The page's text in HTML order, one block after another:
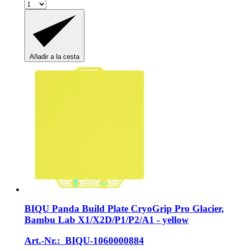
Añadir a la cesta
BIQU Panda Build Plate CryoGrip Pro Glacier,
Bambu Lab X1/X2D/P1/P2/A1 -​ yellow
Art.-Nr.: BIQU-1060000884